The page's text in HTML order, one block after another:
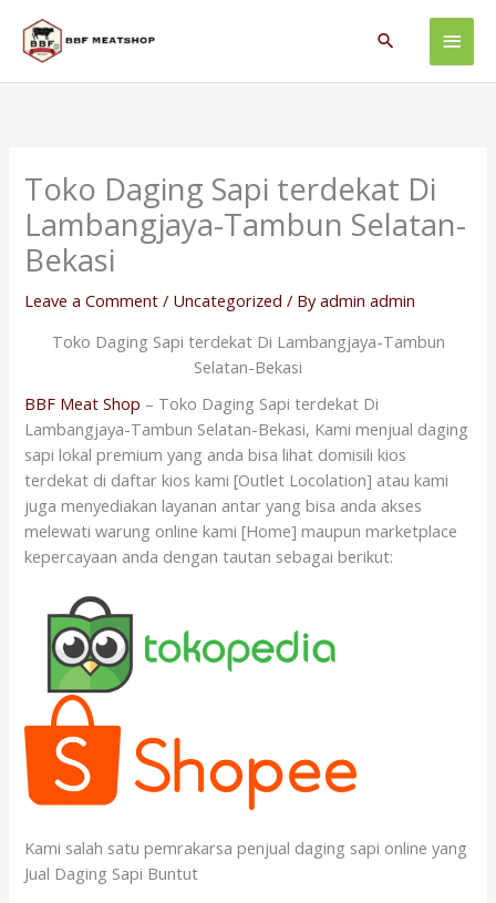
content
Main
Search
Toko Daging Sapi terdekat Di
Lambangjaya-Tambun Selatan-
Bekasi
Leave a Comment / Uncategorized / Byadmin admin
Toko Daging Sapi terdekat Di Lambangjaya-Tambun
Selatan-Bekasi
BBF Meat Shop – Toko Daging Sapi terdekat Di
Lambangjaya-Tambun Selatan-Bekasi, Kami menjual daging
sapi lokal premium yang anda bisa lihat domisili kios
terdekat di daftar kios kami [Outlet Locolation] atau kami
juga menyediakan layanan antar yang bisa anda akses
melewati warung online kami [Home] maupun marketplace
kepercayaan anda dengan tautan sebagai berikut:
Kami salah satu pemrakarsa penjual daging sapi online yang
Jual Daging Sapi Buntut